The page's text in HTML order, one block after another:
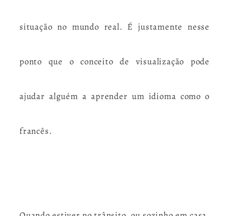
situação no mundo real. É justamente nesse
ponto que o conceito de visualização pode
ajudar alguém a aprender um idioma como o
francês.